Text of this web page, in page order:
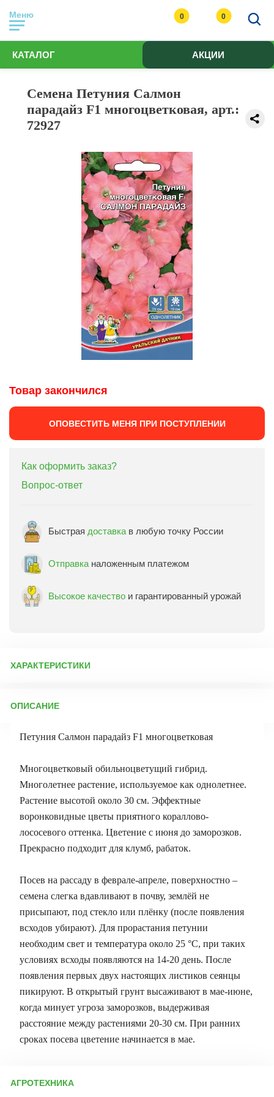
Меню 0 0
КАТАЛОГ АКЦИИ
Семена Петуния Салмон
парадайз F1 многоцветковая, арт.:
72927
Товар закончился
ОПОВЕСТИТЬ МЕНЯ ПРИ ПОСТУПЛЕНИИ
Как оформить заказ?
Вопрос-ответ
Быстрая доставка в любую точку России
Отправка наложенным платежом
Высокое качество и гарантированный урожай
ХАРАКТЕРИСТИКИ
Бренд товара:
ОПИСАНИЕ
Петуния Салмон парадайз F1 многоцветковая
Многоцветковый обильноцветущий гибрид.
Многолетнее растение, используемое как однолетнее.
Растение высотой около 30 см. Эффектные
воронковидные цветы приятного кораллово-
лососевого оттенка. Цветение с июня до заморозков.
Прекрасно подходит для клумб, рабаток.
Посев на рассаду в феврале-апреле, поверхностно –
семена слегка вдавливают в почву, землёй не
присыпают, под стекло или плёнку (после появления
всходов убирают). Для прорастания петунии
необходим свет и температура около 25 °С, при таких
условиях всходы появляются на 14-20 день. После
появления первых двух настоящих листиков сеянцы
пикируют. В открытый грунт высаживают в мае-июне,
когда минует угроза заморозков, выдерживая
расстояние между растениями 20-30 см. При ранних
сроках посева цветение начинается в мае.
АГРОТЕХНИКА